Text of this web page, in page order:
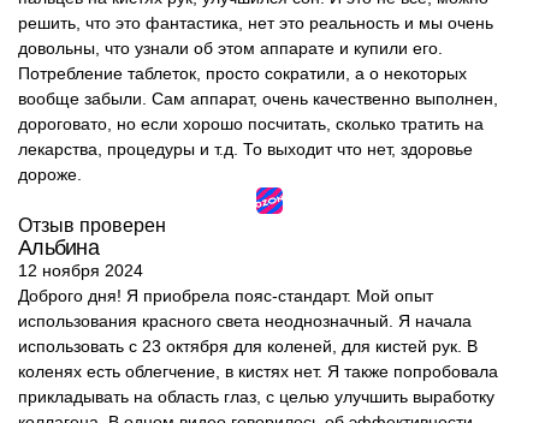
решить, что это фантастика, нет это реальность и мы очень
довольны, что узнали об этом аппарате и купили его.
Потребление таблеток, просто сократили, а о некоторых
вообще забыли. Сам аппарат, очень качественно выполнен,
дороговато, но если хорошо посчитать, сколько тратить на
лекарства, процедуры и т.д. То выходит что нет, здоровье
дороже.
Отзыв проверен
Альбина
12 ноября 2024
Доброго дня! Я приобрела пояс-стандарт. Мой опыт
использования красного света неоднозначный. Я начала
использовать с 23 октября для коленей, для кистей рук. В
коленях есть облегчение, в кистях нет. Я также попробовала
прикладывать на область глаз, с целью улучшить выработку